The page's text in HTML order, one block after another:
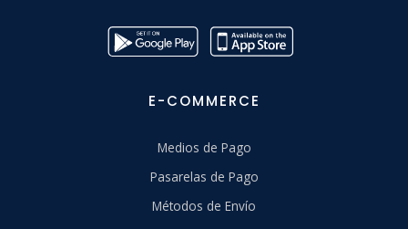
E-COMMERCE
Medios de Pago
Pasarelas de Pago
Métodos de Envío